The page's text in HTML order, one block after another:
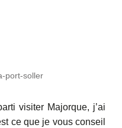
port-soller
visiter Majorque, j’ai
ce que je vous conseil